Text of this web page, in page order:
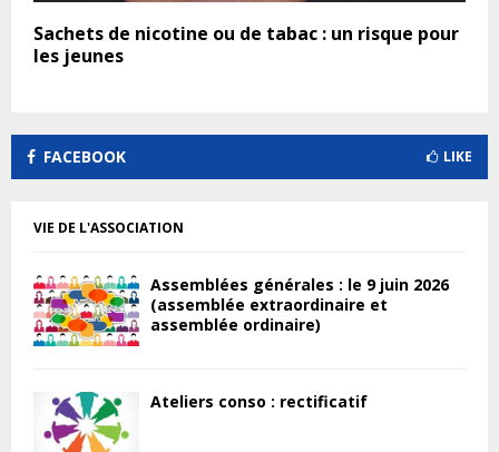
Sachets de nicotine ou de tabac : un risque pour
les jeunes
FACEBOOK LIKE
VIE DE L'ASSOCIATION
Assemblées générales : le 9 juin 2026
(assemblée extraordinaire et
assemblée ordinaire)
Ateliers conso : rectificatif